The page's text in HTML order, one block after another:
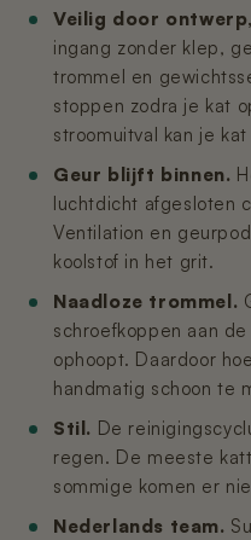
Veilig door
ingang zonder klep,
trommel en
stoppen zodra je kat
stroomuitval kan je
Geur blijft binnen.
luchtdicht afgesloten
Ventilation en
koolstof in het grit.
Naadloze trommel.
schroefkoppen aan
ophoopt. Daardoor
handmatig schoon te
Stil. De
regen. De meeste
sommige komen er
Nederlands team.